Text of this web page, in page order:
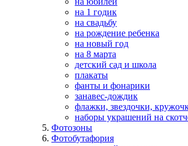
на 1 годик
на свадьбу
на рождение ребенка
на новый год
на 8 марта
детский сад и школа
плакаты
фанты и фонарики
занавес-дождик
флажки, звездочки,
наборы украшений на
Фотозоны
Фотобутафория